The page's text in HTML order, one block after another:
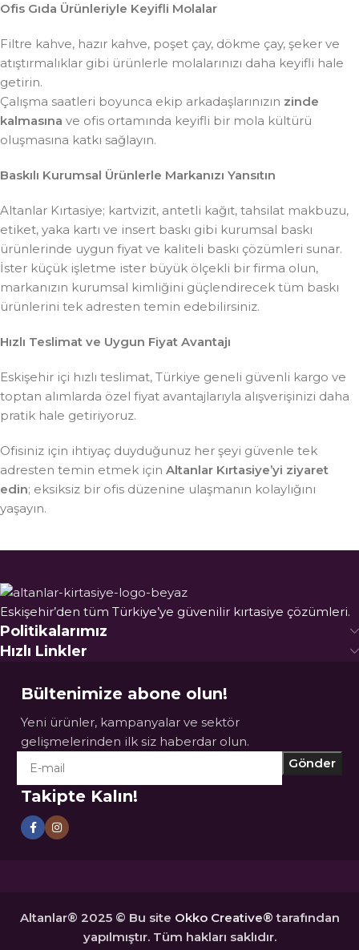
Ofis Gıda Ürünleriyle Keyifli Molalar
Filtre kahve, hazır kahve, poşet çay, dökme çay, şeker ve
atıştırmalıklar gibi ürünlerle molalarınızı daha keyifli hale
getirin.
Çalışma saatleri boyunca ekip arkadaşlarınızın zinde
kalmasına ve ofis ortamında keyifli bir mola kültürü
oluşmasına katkı sağlayın.
Baskılı Kurumsal Ürünlerle Markanızı Yansıtın
Altanlar Kırtasiye; kartvizit, antetli kağıt, tahsilat makbuzu,
etiket, yaka kartı ve insert baskı gibi kurumsal baskı
ürünlerinde uygun fiyat ve kaliteli baskı çözümleri sunar.
İster küçük işletme ister büyük ölçekli bir firma olun,
markanızın kurumsal kimliğini güçlendirecek tüm baskı
ürünlerini tek adresten temin edebilirsiniz.
Hızlı Teslimat ve Uygun Fiyat Avantajı
Eskişehir içi hızlı teslimat, Türkiye geneli güvenli kargo ve
toptan alımlarda özel fiyat avantajlarıyla alışverişinizi daha
pratik hale getiriyoruz.
Ofisiniz için ihtiyaç duyduğunuz her şeyi güvenle tek
adresten temin etmek için Altanlar Kırtasiye’yi ziyaret
edin; eksiksiz bir ofis düzenine ulaşmanın kolaylığını
yaşayın.
Eskişehir’den tüm Türkiye’ye güvenilir kırtasiye çözümleri.
Politikalarımız
Hızlı Linkler
Bültenimize abone olun!
Yeni ürünler, kampanyalar ve sektör
gelişmelerinden ilk siz haberdar olun.
Takipte Kalın!
Altanlar® 2025 © Bu site Okko Creative® tarafından
yapılmıştır. Tüm hakları saklıdır.